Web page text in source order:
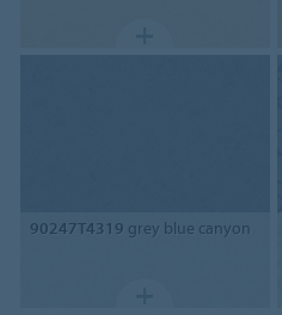
90247T4319 grey blue canyon